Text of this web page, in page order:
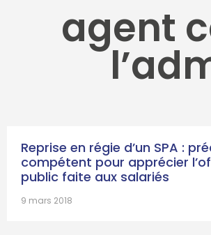
agent
Reprise en régie d’un SPA :
compétent pour apprécier
public faite aux salariés
9 mars 2018